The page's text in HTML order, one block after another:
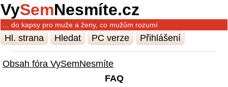
VySemNesmíte.cz
… do kapsy pro muže a ženy, co mužům rozumí
Hl. strana Hledat PC verze Přihlášení
Obsah fóra VySemNesmíte
FAQ